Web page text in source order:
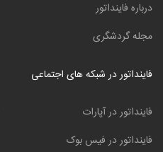
درباره فاینداتور
مجله گردشگری
فاینداتور در شبکه های اجتماعی
فاینداتور در آپارات
فاینداتور در فیس بوک